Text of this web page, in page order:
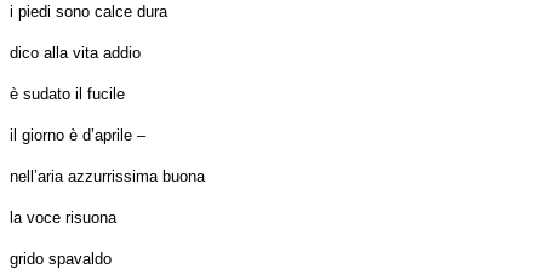
i piedi sono calce dura
dico alla vita addio
è sudato il fucile
il giorno è d’aprile –
nell’aria azzurrissima buona
la voce risuona
grido spavaldo